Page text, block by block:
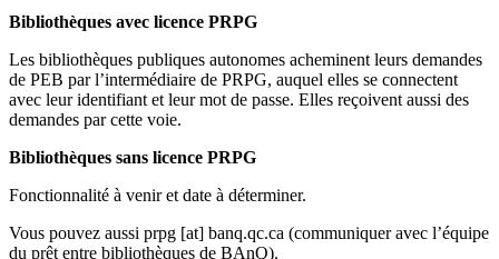
Bibliothèques avec licence PRPG
Les bibliothèques publiques autonomes acheminent leurs demandes
de PEB par l’intermédiaire de PRPG, auquel elles se connectent
avec leur identifiant et leur mot de passe. Elles reçoivent aussi des
demandes par cette voie.
Bibliothèques sans licence PRPG
Fonctionnalité à venir et date à déterminer.
Vous pouvez aussi prpg [at] banq.qc.ca (communiquer avec l’équipe
du prêt entre bibliothèques de BAnQ).